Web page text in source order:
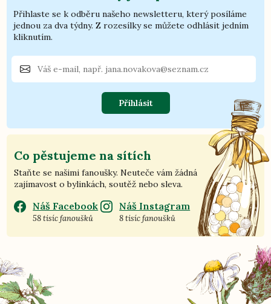
Přihlaste se k odběru našeho newsletteru, který posíláme
jednou za dva týdny. Z rozesílky se můžete odhlásit jedním
kliknutím.
Přihlásit
Co pěstujeme na sítích
Staňte se našimi fanoušky. Neuteče vám žádná
zajímavost o bylinkách, soutěž nebo sleva.
Náš Facebook
58 tisíc fanoušků
Náš Instagram
8 tisíc fanoušků